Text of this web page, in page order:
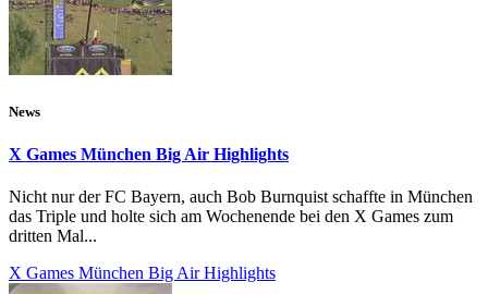
News
X Games München Big Air Highlights
Nicht nur der FC Bayern, auch Bob Burnquist schaffte in München
das Triple und holte sich am Wochenende bei den X Games zum
dritten Mal...
X Games München Big Air Highlights